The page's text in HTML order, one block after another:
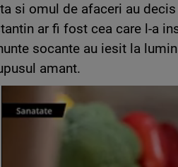
si omul de afaceri au
ar fi fost cea care l-a
socante au iesit la
amant.